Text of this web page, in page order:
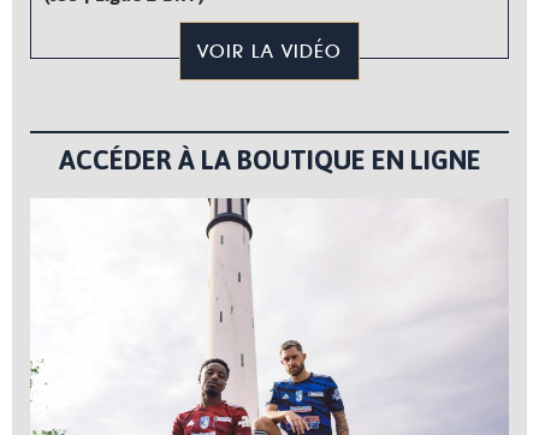
VOIR LA VIDÉO
ACCÉDER À LA BOUTIQUE EN LIGNE